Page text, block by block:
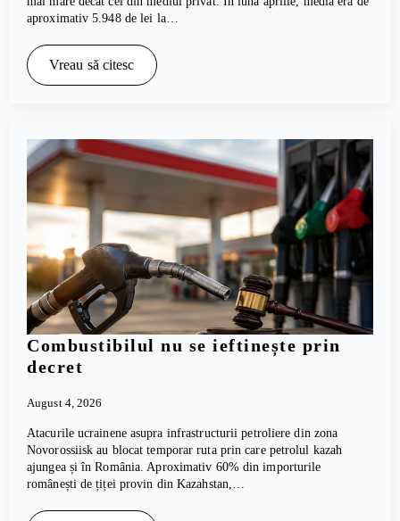
aproximativ 5.948 de lei la…
Vreau să citesc
Combustibilul nu se ieftinește prin
decret
August 4, 2026
Atacurile ucrainene asupra infrastructurii petroliere din zona
Novorossiisk au blocat temporar ruta prin care petrolul kazah
ajungea și în România. Aproximativ 60% din importurile
românești de țiței provin din Kazahstan,…